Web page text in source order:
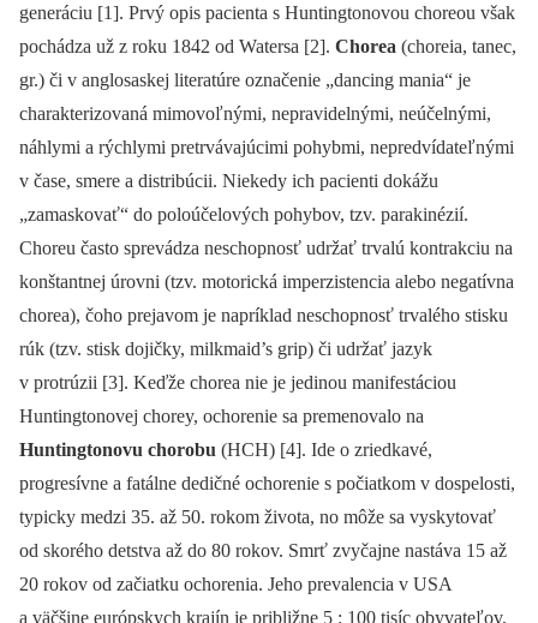
generáciu [1]. Prvý opis pacienta s Huntingtonovou choreou však
pochádza už z roku 1842 od Watersa [2]. Chorea (choreia, tanec,
gr.) či v anglosaskej literatúre označenie „dancing mania“ je
charakterizovaná mimovoľnými, nepravidelnými, neúčelnými,
náhlymi a rýchlymi pretrvávajúcimi pohybmi, nepredvídateľnými
v čase, smere a distribúcii. Niekedy ich pacienti dokážu
„zamaskovať“ do poloúčelových pohybov, tzv. parakinézií.
Choreu často sprevádza neschopnosť udržať trvalú kontrakciu na
konštantnej úrovni (tzv. motorická imperzistencia alebo negatívna
chorea), čoho prejavom je napríklad neschopnosť trvalého stisku
rúk (tzv. stisk dojičky, milk­maid’s grip) či udržať jazyk
v protrúzii [3]. Keďže chorea nie je jedinou manifestáciou
Huntingtonovej chorey, ochorenie sa premenovalo na
Huntingtonovu chorobu (HCH) [4]. Ide o zriedkavé,
progresívne a fatálne dedičné ochorenie s počiatkom v dospelosti,
typicky medzi 35. až 50. rokom života, no môže sa vyskytovať
od skorého detstva až do 80 rokov. Smrť zvyčajne nastáva 15 až
20 rokov od začiatku ochorenia. Jeho prevalencia v USA
a väčšine európskych krajín je približne 5 : 100 tisíc obyvateľov,